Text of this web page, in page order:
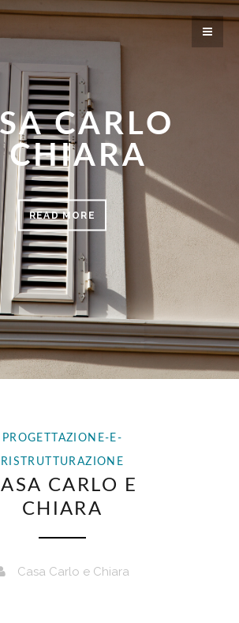
CARLO
CHIARA
READ MORE
PROGETTAZIONE-E-
RISTRUTTURAZIONE
CARLO E
CHIARA
Casa Carlo e Chiara